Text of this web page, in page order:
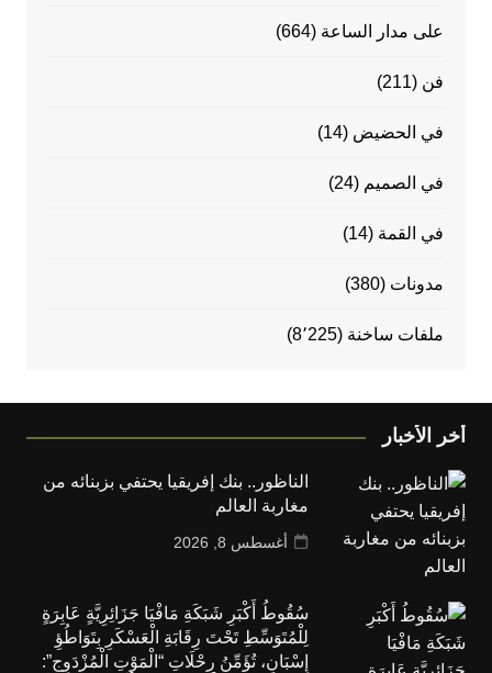
على مدار الساعة (664)
فن (211)
في الحضيض (14)
في الصميم (24)
في القمة (14)
مدونات (380)
ملفات ساخنة (8٬225)
أخر الأخبار
الناظور.. بنك إفريقيا يحتفي بزبنائه من
مغاربة العالم
أغسطس 8, 2026
سُقُوطُ أَكْبَرِ شَبَكَةِ مَافْيَا جَزَائِرِيَّةٍ عَابِرَةٍ
لِلْمُتَوَسِّطِ تَحْتَ رِقَابَةِ الْعَسْكَرِ بِتَوَاطُؤِ
إِسْبَانٍ، تُؤَمِّنُ رِحْلَاتِ “الْمَوْتِ الْمُزْدَوِجِ”: